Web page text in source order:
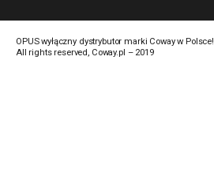
OPUS wyłączny dystrybutor marki Coway w Polsce!
All rights reserved, Coway.pl – 2019